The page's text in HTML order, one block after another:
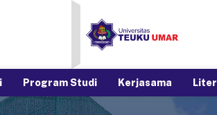
Program Studi Kerjasama